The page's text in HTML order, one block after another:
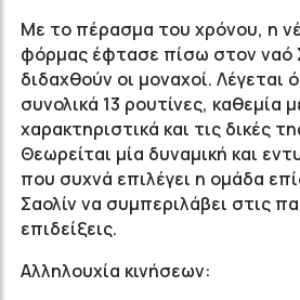
Με το πέρασμα του χρόνου, η
φόρμας έφτασε πίσω στον ναό
διδαχθούν οι μοναχοί. Λέγεται
συνολικά 13 ρουτίνες, καθεμία
χαρακτηριστικά και τις δικές
Θεωρείται μία δυναμική και
που συχνά επιλέγει η ομάδα
Σαολίν να συμπεριλάβει στις
επιδείξεις.
Αλληλουχία κινήσεων: